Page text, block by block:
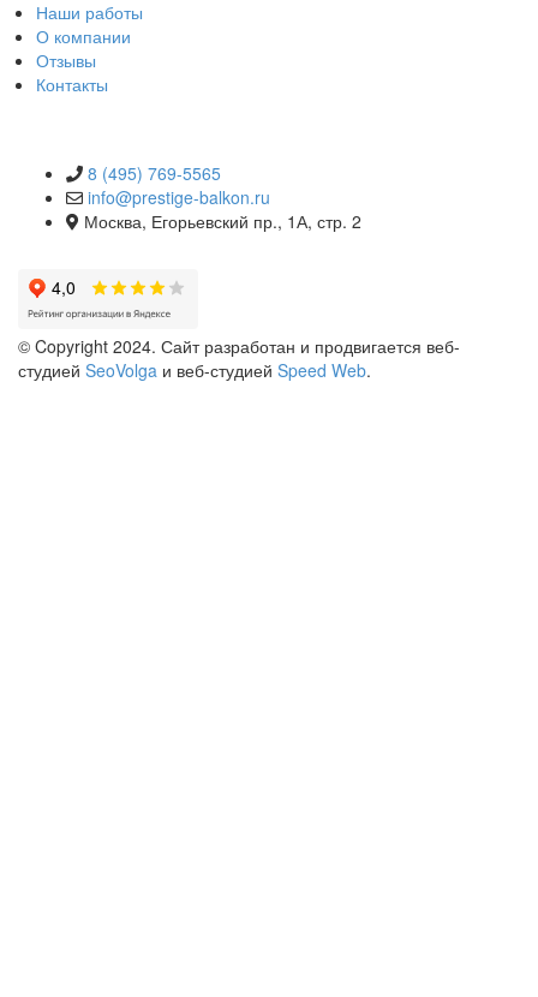
Наши работы
О компании
Отзывы
Контакты
8 (495) 769-5565
info@prestige-balkon.ru
Москва, Егорьевский пр., 1А, стр. 2
© Copyright 2024. Сайт разработан и продвигается веб-
студией SeoVolga и веб-студией Speed Web.